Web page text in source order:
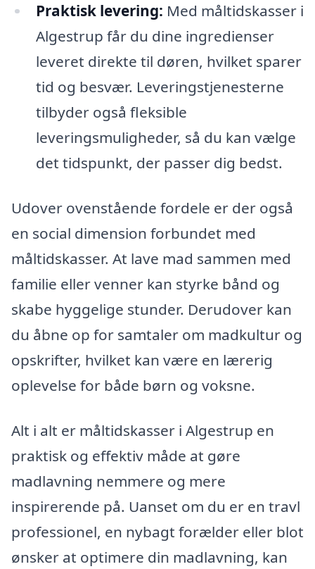
Praktisk levering: Med måltidskasser i
Algestrup får du dine ingredienser
leveret direkte til døren, hvilket sparer
tid og besvær. Leveringstjenesterne
tilbyder også fleksible
leveringsmuligheder, så du kan vælge
det tidspunkt, der passer dig bedst.
Udover ovenstående fordele er der også
en social dimension forbundet med
måltidskasser. At lave mad sammen med
familie eller venner kan styrke bånd og
skabe hyggelige stunder. Derudover kan
du åbne op for samtaler om madkultur og
opskrifter, hvilket kan være en lærerig
oplevelse for både børn og voksne.
Alt i alt er måltidskasser i Algestrup en
praktisk og effektiv måde at gøre
madlavning nemmere og mere
inspirerende på. Uanset om du er en travl
professionel, en nybagt forælder eller blot
ønsker at optimere din madlavning, kan